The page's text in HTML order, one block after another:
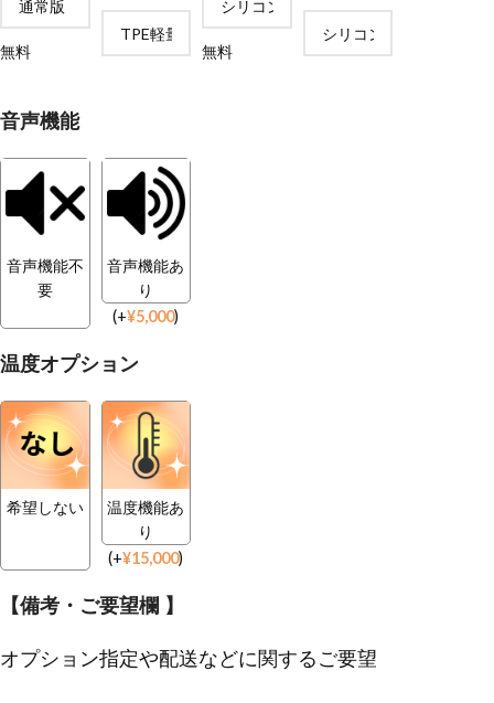
無料 無料
音声機能
音声機能不
要
音声機能あ
り
(+¥5,000)
温度オプション
希望しない
温度機能あ
り
(+¥15,000)
【備考・ご要望欄 】
オプション指定や配送などに関するご要望